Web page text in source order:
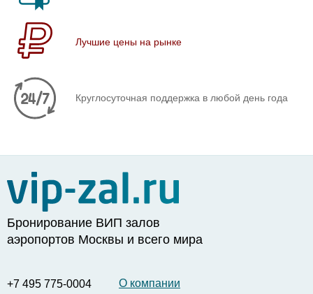
Лучшие цены на рынке
Круглосуточная поддержка в любой день года
Бронирование ВИП залов
аэропортов Москвы и всего мира
+7 495 775-0004 О компании